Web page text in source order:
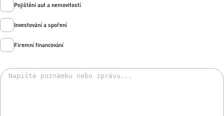
Pojištění aut a nemovitostí
Investování a spoření
Firemní financování